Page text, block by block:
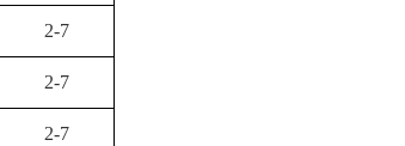
2-7
2-7
2-7